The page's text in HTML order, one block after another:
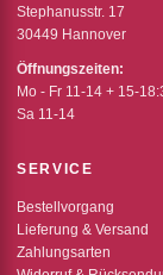
Stephanusstr. 17
30449 Hannover
Öffnungszeiten:
Mo - Fr 11-14 + 15-
Sa 11-14
SERVICE
Bestellvorgang
Lieferung & Versand
Zahlungsarten